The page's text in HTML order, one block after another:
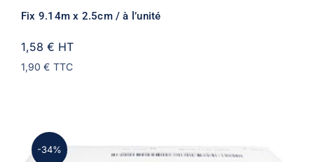
Fix 9.14m x 2.5cm / à l’unité
1,58 € HT
1,90 € TTC
-34%